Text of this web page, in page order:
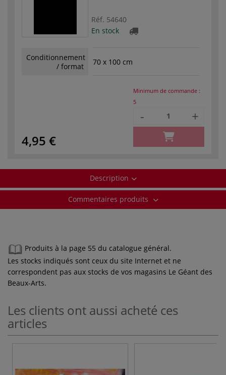
Réf. 54640
En stock
Conditionnement
/ format
70 x 100 cm
4,95 €
Minimum de commande :
5
- +
Description
Commentaires produits
Produits à la page 55 du catalogue général.
Les stocks indiqués sont ceux du site Internet et ne
correspondent pas aux stocks de vos magasins Le Géant des
Beaux-Arts.
Les clients ont aussi acheté ces
articles